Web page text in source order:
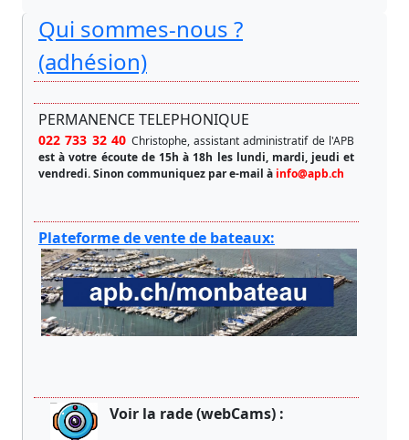
Qui sommes-nous ?
(adhésion)
PERMANENCE TELEPHONIQUE
022 733 32 40 Christophe, assistant administratif de l'APB
est à votre écoute de 15h à 18h les lundi, mardi, jeudi et
vendredi.Sinon communiquez par e-mail à info@apb.ch
Plateforme de vente de bateaux:
Voir la rade (webCams) :